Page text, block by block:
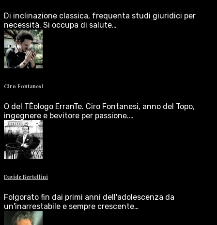
Di inclinazione classica, frequenta studi giuridici per
necessità. Si occupa di salute…
Ciro Fontanesi
O del TÈologo ErranTe. Ciro Fontanesi, anno del Topo,
ingegnere e bevitore per passione.…
Davide Bertellini
Folgorato fin dai primi anni dell'adolescenza da
un'inarrestabile e sempre crescente…